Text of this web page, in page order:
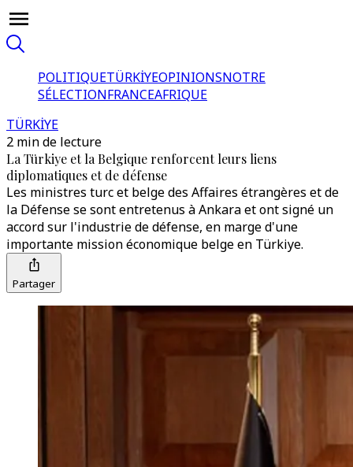
POLITIQUETÜRKİYEOPINIONSNOTRE
SÉLECTIONFRANCEAFRIQUE
TÜRKİYE
2 min de lecture
La Türkiye et la Belgique renforcent leurs liens
diplomatiques et de défense
Les ministres turc et belge des Affaires étrangères et de
la Défense se sont entretenus à Ankara et ont signé un
accord sur l'industrie de défense, en marge d'une
importante mission économique belge en Türkiye.
Partager